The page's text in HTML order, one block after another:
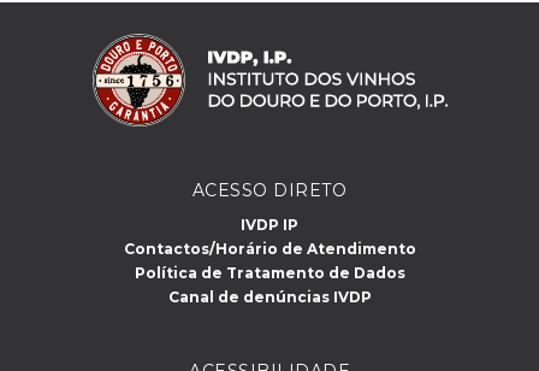
ACESSO DIRETO
IVDP IP
Contactos/Horário de Atendimento
Política de Tratamento de Dados
Canal de denúncias IVDP